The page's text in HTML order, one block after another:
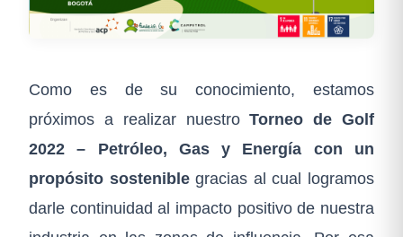
Como es de su conocimiento, estamos
próximos a realizar nuestroTorneo de Golf
2022 – Petróleo, Gas y Energía con un
propósito sosteniblegracias al cual logramos
darle continuidad al impacto positivo de nuestra